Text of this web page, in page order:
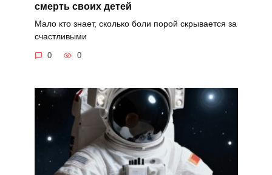
смерть своих детей
Мало кто знает, сколько боли порой скрывается за
счастливыми
0 0